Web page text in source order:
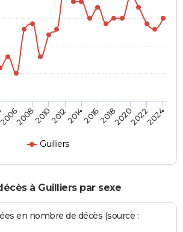
Guilliers
200820102012201420162018202020222024
à Guilliers par sexe
en nombre de décès (source :